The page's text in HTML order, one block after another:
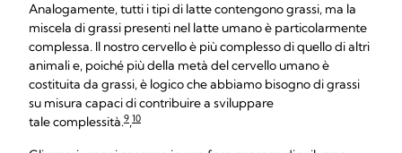
Analogamente, tutti i tipi di latte contengono grassi, ma la
miscela di grassi presenti nel latte umano è particolarmente
complessa. Il nostro cervello è più complesso di quello di altri
animali e, poiché più della metà del cervello umano è
costituita da grassi, è logico che abbiamo bisogno di grassi
su misura capaci di contribuire a sviluppare
tale complessità.9,10